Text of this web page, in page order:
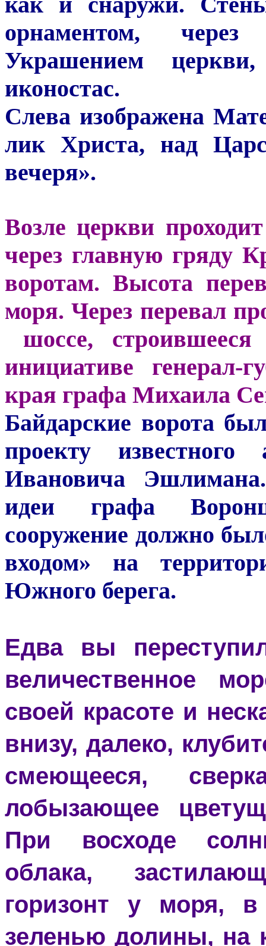
орнаментом,
Украшением
иконостас.
Слева изображена
лик Христа, над
вечеря».
Возле церкви
через главную гряду
воротам. Высота
моря. Через перевал
шоссе,
инициативе генерал-
края графа Михаила
Байдарские ворота
проекту
Ивановича
идеи графа
сооружение должно
входом» на
Южного берега.
Едва вы
величественное
своей красоте и
внизу, далеко,
смеющееся,
лобызающее
При восходе
облака,
горизонт у моря,
зеленью долины, на